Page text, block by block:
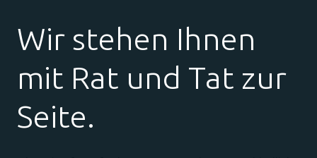
Wir stehen Ihnen
mit Rat und Tat zur
Seite.